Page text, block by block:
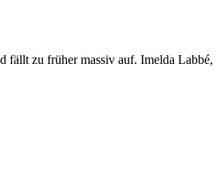
zu früher massiv auf. Imelda